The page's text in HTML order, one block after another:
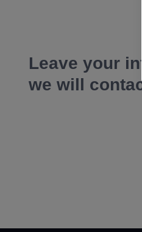
Leave your
we will